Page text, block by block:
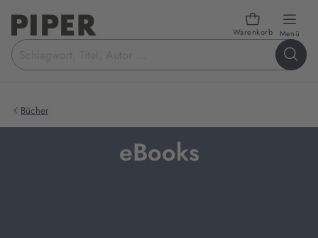
Warenkorb Menü
Suchbegriff
eingeben
Bücher
eBooks